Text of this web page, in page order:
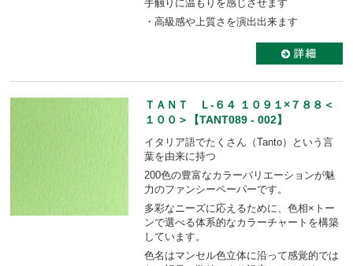
手触りに温もりを感じさせます
・高級感や上質さを演出出来ます
ＴＡＮＴ Ｌ-６４ １０９１×７８８＜
１００＞【TANT089 - 002】
イタリア語でたくさん（Tanto）という言
葉を由来に持つ
200色の豊富なカラーバリエーションが魅
力のファンシーペーパーです。
多彩なニーズに応えるために、色相×トー
ンで選べる体系的なカラーチャートを構築
しています。
色名はマンセル色立体に沿って感覚的では